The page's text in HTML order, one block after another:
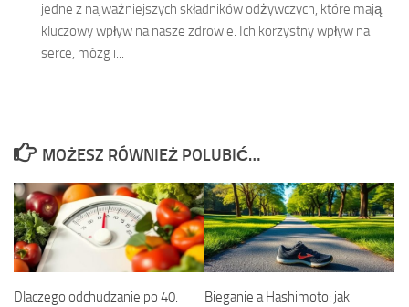
jedne z najważniejszych składników odżywczych, które mają
kluczowy wpływ na nasze zdrowie. Ich korzystny wpływ na
serce, mózg i...
MOŻESZ RÓWNIEŻ POLUBIĆ…
Dlaczego odchudzanie po 40.
Bieganie a Hashimoto: jak